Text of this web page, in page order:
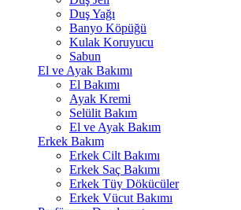
Duş Yağı
Banyo Köpüğü
Kulak Koruyucu
Sabun
El ve Ayak Bakımı
El Bakımı
Ayak Kremi
Selülit Bakım
El ve Ayak Bakım
Erkek Bakım
Erkek Cilt Bakımı
Erkek Saç Bakımı
Erkek Tüy Dökücüler
Erkek Vücut Bakımı